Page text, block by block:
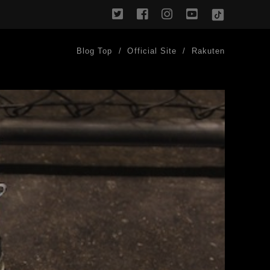
twitterfacebookinstagram
youtube
TikTok
Blog Top Official Site Rakuten